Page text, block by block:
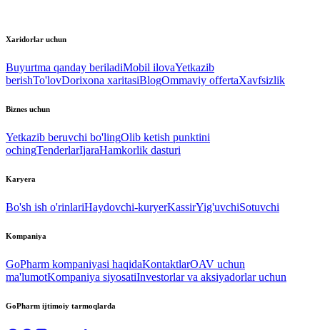
Xaridorlar uchun
Buyurtma qanday beriladiMobil ilovaYetkazib
berishTo'lovDorixona xaritasiBlogOmmaviy offertaXavfsizlik
Biznes uchun
Yetkazib beruvchi bo'lingOlib ketish punktini
ochingTenderlarIjaraHamkorlik dasturi
Karyera
Bo'sh ish o'rinlariHaydovchi-kuryerKassirYig'uvchiSotuvchi
Kompaniya
GoPharm kompaniyasi haqidaKontaktlarOAV uchun
ma'lumotKompaniya siyosatiInvestorlar va aksiyadorlar uchun
GoPharm ijtimoiy tarmoqlarda